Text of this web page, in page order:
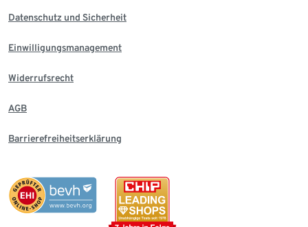
Datenschutz und Sicherheit
Einwilligungsmanagement
Widerrufsrecht
AGB
Barrierefreiheitserklärung